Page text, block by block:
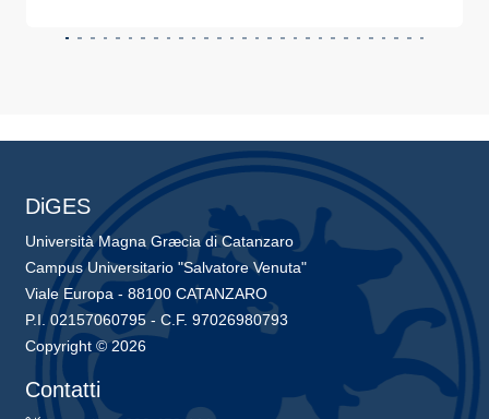
DiGES
Università Magna Græcia di Catanzaro
Campus Universitario "Salvatore Venuta"
Viale Europa - 88100 CATANZARO
P.I. 02157060795 - C.F. 97026980793
Copyright © 2026
Contatti